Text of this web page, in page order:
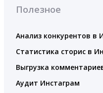
Полезное
Анализ конкурентов в
Статистика сторис в
Выгрузка
Аудит Инстаграм